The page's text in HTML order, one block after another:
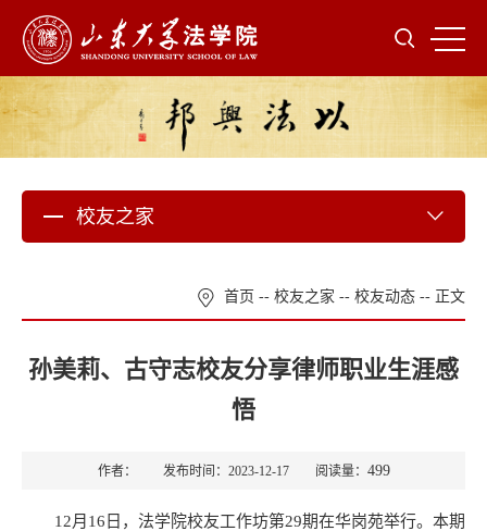
校友之家
首页 -- 校友之家 -- 校友动态 -- 正文
孙美莉、古守志校友分享律师职业生涯感
悟
作者： 发布时间：2023-12-17 阅读量： 499
12月16日，法学院校友工作坊第29期在华岗苑举行。本期